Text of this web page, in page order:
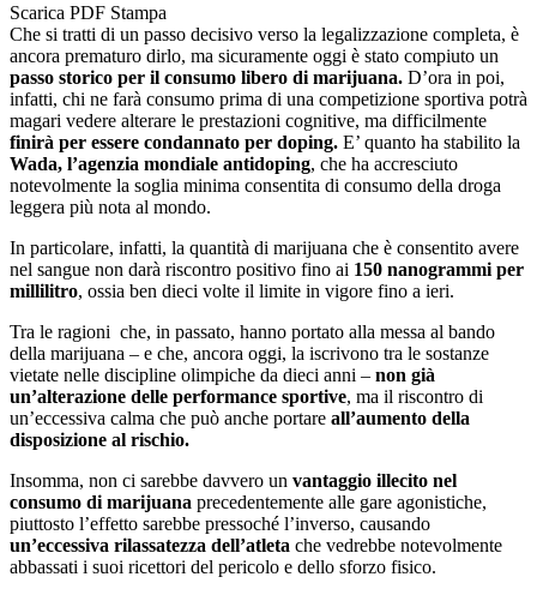
Scarica PDF Stampa
Che si tratti di un passo decisivo verso la legalizzazione completa, è
ancora prematuro dirlo, ma sicuramente oggi è stato compiuto un
passo storico per il consumo libero di marijuana. D’ora in poi,
infatti, chi ne farà consumo prima di una competizione sportiva potrà
magari vedere alterare le prestazioni cognitive, ma difficilmente
finirà per essere condannato per doping. E’ quanto ha stabilito la
Wada, l’agenzia mondiale antidoping, che ha accresciuto
notevolmente la soglia minima consentita di consumo della droga
leggera più nota al mondo.
In particolare, infatti, la quantità di marijuana che è consentito avere
nel sangue non darà riscontro positivo fino ai 150 nanogrammi per
millilitro, ossia ben dieci volte il limite in vigore fino a ieri.
Tra le ragioni che, in passato, hanno portato alla messa al bando
della marijuana – e che, ancora oggi, la iscrivono tra le sostanze
vietate nelle discipline olimpiche da dieci anni – non già
un’alterazione delle performance sportive, ma il riscontro di
un’eccessiva calma che può anche portare all’aumento della
disposizione al rischio.
Insomma, non ci sarebbe davvero un vantaggio illecito nel
consumo di marijuana precedentemente alle gare agonistiche,
piuttosto l’effetto sarebbe pressoché l’inverso, causando
un’eccessiva rilassatezza dell’atleta che vedrebbe notevolmente
abbassati i suoi ricettori del pericolo e dello sforzo fisico.